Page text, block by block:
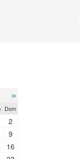
»
Dom
2
9
16